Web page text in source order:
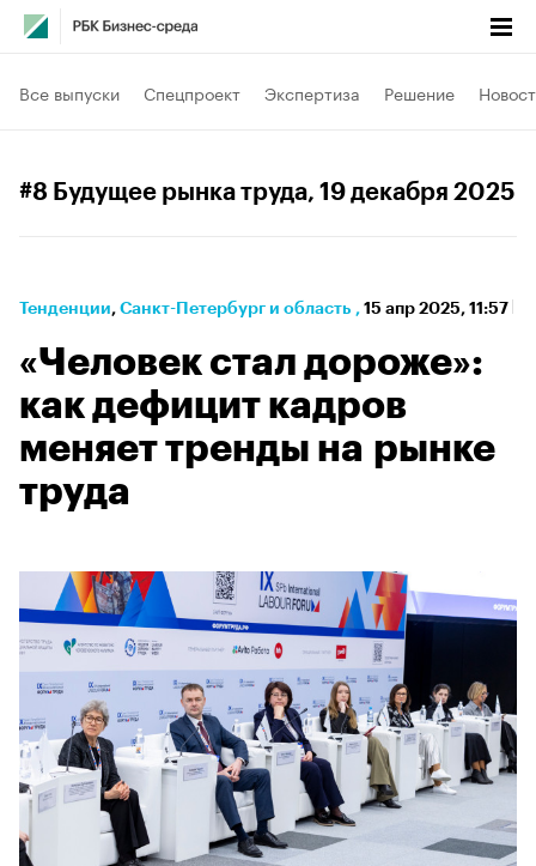
Все выпуски Спецпроект Экспертиза Решение
#8 Будущее рынка труда, 19 декабря 2025
Тенденции⁠, Санкт-Петербург и область , 15 апр 2025, 11:57
«Человек стал дороже»:
как дефицит кадров
меняет тренды на рынке
труда